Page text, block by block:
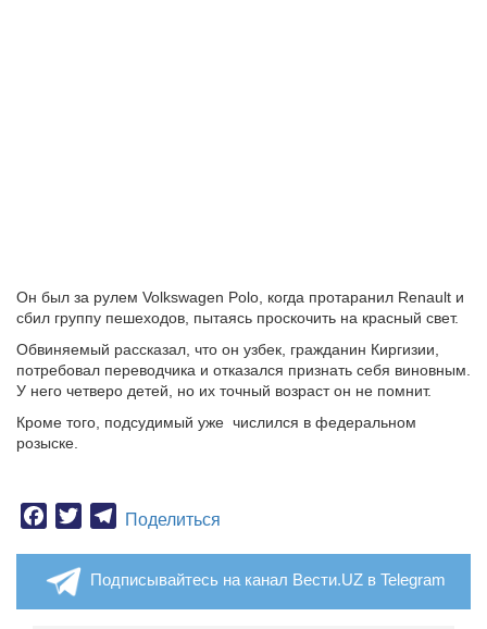
Он был за рулем Volkswagen Polo, когда протаранил Renault и
сбил группу пешеходов, пытаясь проскочить на красный свет.
Обвиняемый рассказал, что он узбек, гражданин Киргизии,
потребовал переводчика и отказался признать себя виновным.
У него четверо детей, но их точный возраст он не помнит.
Кроме того, подсудимый уже числился в федеральном
розыске.
Facebook
TwitterTelegram
Поделиться
Подписывайтесь на канал Вести.UZ в Telegram